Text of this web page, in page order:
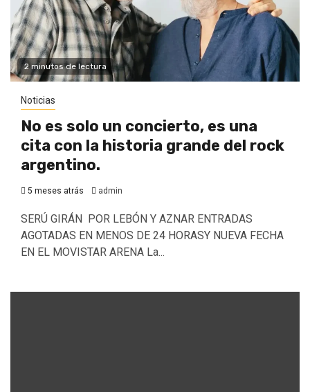
2 minutos de lectura
Noticias
No es solo un concierto, es una
cita con la historia grande del rock
argentino.
5 meses atrás admin
SERÚ GIRÁN POR LEBÓN Y AZNAR ENTRADAS
AGOTADAS EN MENOS DE 24 HORASY NUEVA FECHA
EN EL MOVISTAR ARENA La...